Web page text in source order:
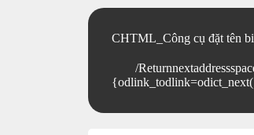
CHTML_Công cụ đặt tên
/
{odlink_todlink=odict_next(